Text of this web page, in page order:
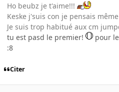
Ho beubz je t'aime!!!
Keske j'suis con je pensais
Je suis trop habitué aux cm
tu est pasd le premier!
pour
:8
Citer